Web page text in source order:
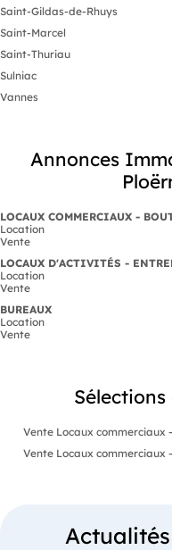
Saint-Gildas-de-Rhuys
Saint-Marcel
Saint-Thuriau
Sulniac
Vannes
Annonces
LOCAUX COMMERCIAUX -
Location
Vente
LOCAUX D'ACTIVITÉS -
Location
Vente
BUREAUX
Location
Vente
Vente Locaux commerciaux
Vente Locaux commerciaux